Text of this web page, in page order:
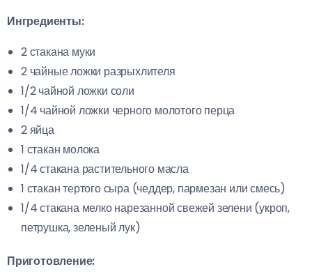
Ингредиенты:
2 стакана муки
2 чайные ложки разрыхлителя
1/2 чайной ложки соли
1/4 чайной ложки черного молотого перца
2 яйца
1 стакан молока
1/4 стакана растительного масла
1 стакан тертого сыра (чеддер, пармезан или смесь)
1/4 стакана мелко нарезанной свежей зелени (укроп,
петрушка, зеленый лук)
Приготовление: